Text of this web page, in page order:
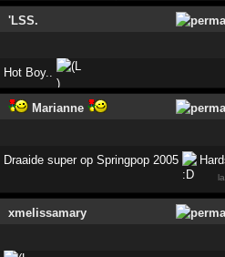
'LSS.
Hot Boy..
Marianne
Draaide super op Springpop 2005
xmelissamary